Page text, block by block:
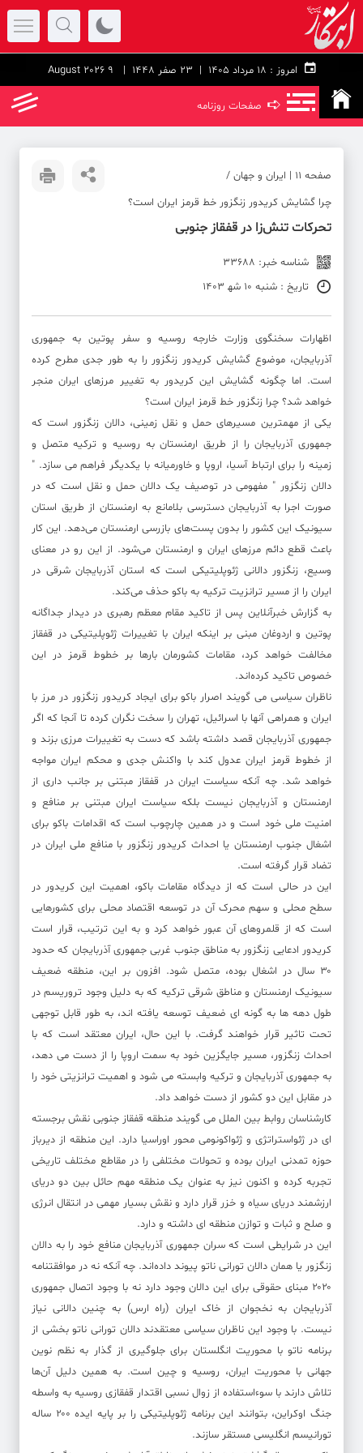
امروز : 23 صفر 1448 | 9 August 2026
➪ صفحات روزنامه
صفحه ۱۱ | ایران و جهان /
چرا گشایش کریدور زنگزور خط قرمز ایران است؟
تحرکات تنش‌زا در قفقاز جنوبی
شناسه خبر: 33688
تاریخ : شنبه 10 شه‍ 1403
اظهارات سخنگوی وزارت خارجه روسیه و سفر پوتین به جمهوری
آذربایجان، موضوع گشایش کریدور زنگزور را به طور جدی مطرح کرده
است. اما چگونه گشایش این کریدور به تغییر مرزهای ایران منجر
خواهد شد؟ چرا زنگزور خط قرمز ایران است؟
یکی از مهمترین مسیرهای حمل و نقل زمینی، دالان زنگزور است که
جمهوری آذربایجان را از طریق ارمنستان به روسیه و ترکیه متصل و
زمینه را برای ارتباط آسیا، اروپا و خاورمیانه با یکدیگر فراهم می سازد. "
دالان زنگزور " مفهومی در توصیف یک دالان حمل و نقل است که در
صورت اجرا به آذربایجان دسترسی بلامانع به ارمنستان از طریق استان
سیونیک این کشور را بدون پست‌های بازرسی ارمنستان می‌دهد. این کار
باعث قطع دائم مرزهای ایران و ارمنستان می‌شود. از این رو در معنای
وسیع، زنگزور دالانی ژئوپلیتیکی است که استان آذربایجان شرقی در
ایران را از مسیر ترانزیت ترکیه به باکو حذف می‌کند.
به گزارش خبرآنلاین پس از تاکید مقام معظم رهبری در دیدار جداگانه
پوتین و اردوغان مبنی بر اینکه ایران با تغییرات ژئوپلیتیکی در قفقاز
مخالفت خواهد کرد، مقامات کشورمان بارها بر خطوط قرمز در این
خصوص تاکید کرده‌اند.
ناظران سیاسی می گویند اصرار باکو برای ایجاد کریدور زنگزور در مرز با
ایران و همراهی آنها با اسرائیل، تهران را سخت نگران کرده تا آنجا که اگر
جمهوری آذربایجان قصد داشته باشد که دست به تغییرات مرزی بزند و
از خطوط قرمز ایران عدول کند با واکنش جدی و محکم ایران مواجه
خواهد شد. چه آنکه سیاست ایران در قفقاز مبتنی بر جانب داری از
ارمنستان و آذربایجان نیست بلکه سیاست ایران مبتنی بر منافع و
امنیت ملی خود است و در همین چارچوب است که اقدامات باکو برای
اشغال جنوب ارمنستان یا احداث کریدور زنگزور با منافع ملی ایران در
تضاد قرار گرفته است.
این در حالی است که از دیدگاه مقامات باکو، اهمیت این کریدور در
سطح محلی و سهم محرک آن در توسعه اقتصاد محلی برای کشورهایی
است که از قلمروهای آن عبور خواهد کرد و به این ترتیب، قرار است
کریدور ادعایی زنگزور به مناطق جنوب غربی جمهوری آذربایجان که حدود
۳۰ سال در اشغال بوده، متصل شود. افزون بر این، منطقه ضعیف
سیونیک ارمنستان و مناطق شرقی ترکیه که به دلیل وجود تروریسم در
طول دهه ها به گونه ای ضعیف توسعه یافته اند، به طور قابل توجهی
تحت تاثیر قرار خواهند گرفت. با این حال، ایران معتقد است که با
احداث زنگزور، مسیر جایگزین خود به سمت اروپا را از دست می دهد،
به جمهوری آذربایجان و ترکیه وابسته می شود و اهمیت ترانزیتی خود را
در مقابل این دو کشور از دست خواهد داد.
کارشناسان روابط بین الملل می گویند منطقه قفقاز جنوبی نقش برجسته
ای در ژئواستراتژی و ژئواکونومی محور اوراسیا دارد. این منطقه از دیرباز
حوزه تمدنی ایران بوده و تحولات مختلفی را در مقاطع مختلف تاریخی
تجربه کرده و اکنون نیز به عنوان یک منطقه مهم حائل بین دو دریای
ارزشمند دریای سیاه و خزر قرار دارد و نقش بسیار مهمی در انتقال انرژی
و صلح و ثبات و توازن منطقه ای داشته و دارد.
این در شرایطی است که سران جمهوری آذربایجان منافع خود را به دالان
زنگزور یا همان دالان تورانی ناتو پیوند داده‌اند. چه آنکه نه در موافقتنامه
۲۰۲۰ مبنای حقوقی برای این دالان وجود دارد نه با وجود اتصال جمهوری
آذربایجان به نخجوان از خاک ایران (راه ارس) به چنین دالانی نیاز
نیست. با وجود این ناظران سیاسی معتقدند دالان تورانی ناتو بخشی از
برنامه ناتو با محوریت انگلستان برای جلوگیری از گذار به نظم نوین
جهانی با محوریت ایران، روسیه و چین است. به همین دلیل آن‌ها
تلاش دارند با سوءاستفاده از زوال نسبی اقتدار قفقازی روسیه به واسطه
جنگ اوکراین، بتوانند این برنامه ژئوپلیتیکی را بر پایه ایده ۲۰۰ ساله
تورانیسم انگلیسی مستقر سازند.